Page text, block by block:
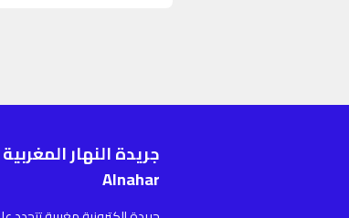
جريدة النهار
Alnahar